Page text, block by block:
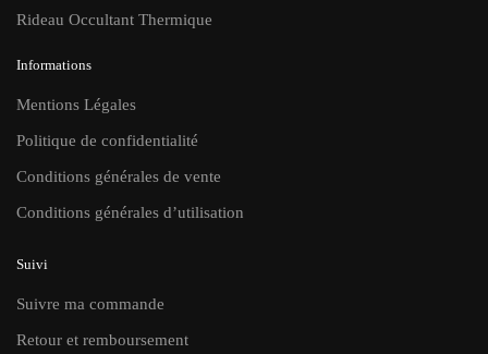
Rideau Occultant Thermique
Informations
Mentions Légales
Politique de confidentialité
Conditions générales de vente
Conditions générales d’utilisation
Suivi
Suivre ma commande
Retour et remboursement